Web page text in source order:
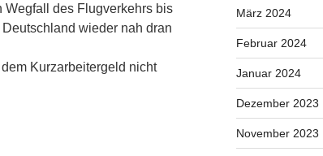
Wegfall des Flugverkehrs bis
wieder nah dran
Kurzarbeitergeld nicht
März 2024
Februar 2024
Januar 2024
Dezember 2023
November 2023